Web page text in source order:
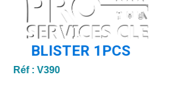
BLISTER 1PCS
Réf :V390